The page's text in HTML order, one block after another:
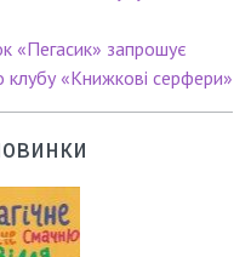
«Пегасик» запрошує
«Книжкові серфери»